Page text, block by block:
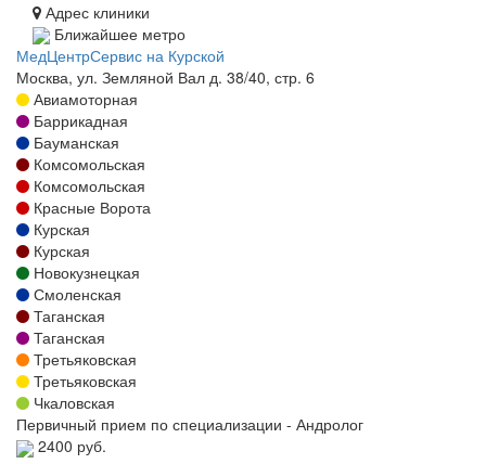
Адрес клиники
Ближайшее метро
МедЦентрСервис на Курской
Москва, ул. Земляной Вал д. 38/40, стр. 6
Авиамоторная
Баррикадная
Бауманская
Комсомольская
Комсомольская
Красные Ворота
Курская
Курская
Новокузнецкая
Смоленская
Таганская
Таганская
Третьяковская
Третьяковская
Чкаловская
Первичный прием по специализации - Андролог
2400 руб.